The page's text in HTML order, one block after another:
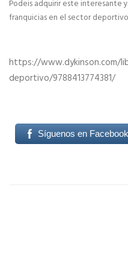
Podeis adquirir este interesante
franquicias en el sector
https://www.dykinson.com/
deportivo/9788413774381/
Síguenos en Facebook